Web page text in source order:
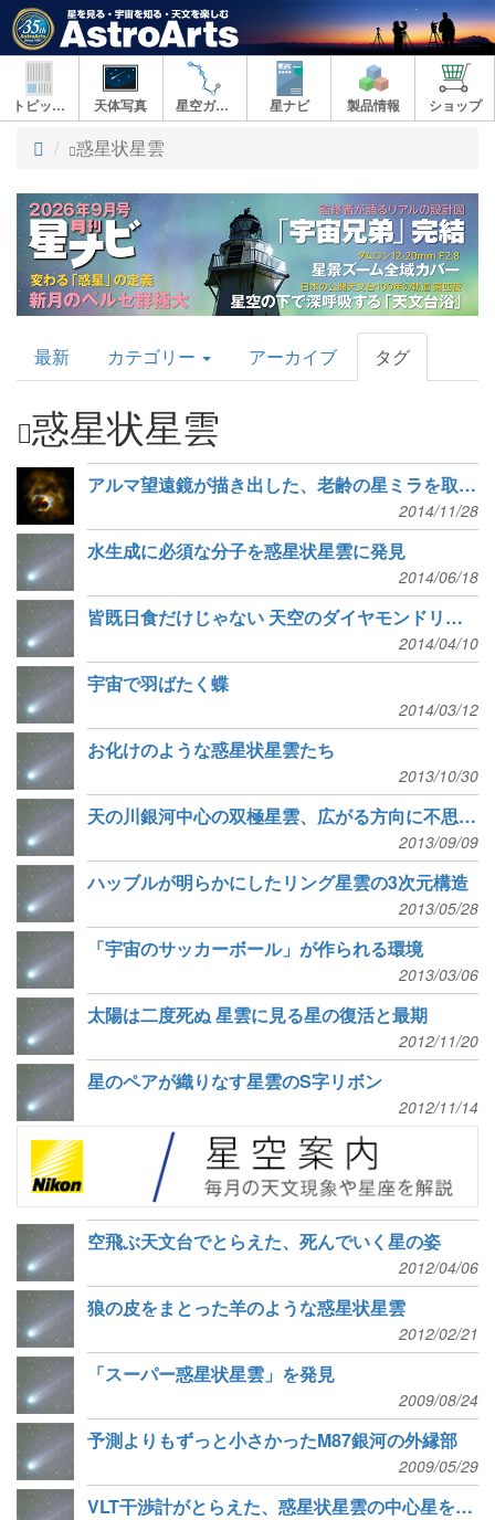
トピックス 天体写真 星空ガイド 星ナビ 製品情報 ショップ
ト
プ
惑星状星雲
AstroArts
Topics
最新 カテゴリー アーカイブ タグ
惑星状星雲
アルマ望遠鏡が描き出した、老齢の星ミラを取り囲む雲
2014/11/28
水生成に必須な分子を惑星状星雲に発見
2014/06/18
皆既日食だけじゃない 天空のダイヤモンドリング
2014/04/10
宇宙で羽ばたく蝶
2014/03/12
お化けのような惑星状星雲たち
2013/10/30
天の川銀河中心の双極星雲、広がる方向に不思議な一致
2013/09/09
ハッブルが明らかにしたリング星雲の3次元構造
2013/05/28
「宇宙のサッカーボール」が作られる環境
2013/03/06
太陽は二度死ぬ 星雲に見る星の復活と最期
2012/11/20
星のペアが織りなす星雲のS字リボン
2012/11/14
空飛ぶ天文台でとらえた、死んでいく星の姿
2012/04/06
狼の皮をまとった羊のような惑星状星雲
2012/02/21
「スーパー惑星状星雲」を発見
2009/08/24
予測よりもずっと小さかったM87銀河の外縁部
2009/05/29
VLT干渉計がとらえた、惑星状星雲の中心星を取り巻く円盤